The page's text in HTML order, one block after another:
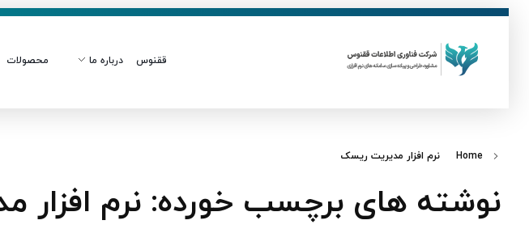
ققنوس درباره ما محصولات
Home نرم افزار مدیریت ریسک
نوشته های برچسب خورده: نرم افزار